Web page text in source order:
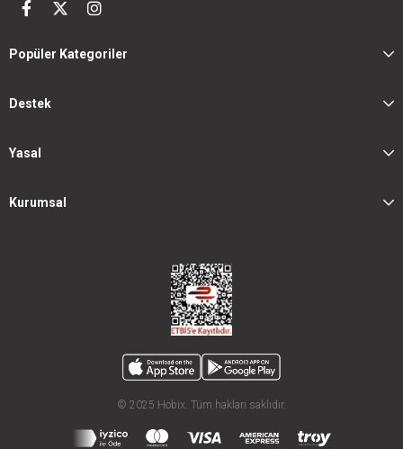
Popüler Kategoriler
Destek
Yasal
Kurumsal
© 2025 Hobix. Tüm hakları saklıdır.